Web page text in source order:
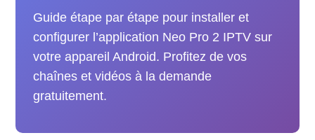
Guide étape par étape pour installer et
configurer l’application Neo Pro 2 IPTV sur
votre appareil Android. Profitez de vos
chaînes et vidéos à la demande
gratuitement.